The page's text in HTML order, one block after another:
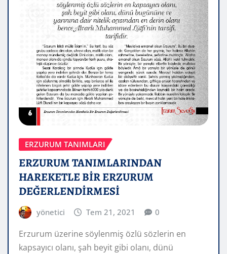
ERZURUM TANIMLARI
ERZURUM TANIMLARINDAN
HAREKETLE BİR ERZURUM
DEĞERLENDİRMESİ
yönetici Tem 21, 2021 0
Erzurum üzerine söylenmiş özlü sözlerin en
kapsayıcı olanı, şah beyit gibi olanı, dünü